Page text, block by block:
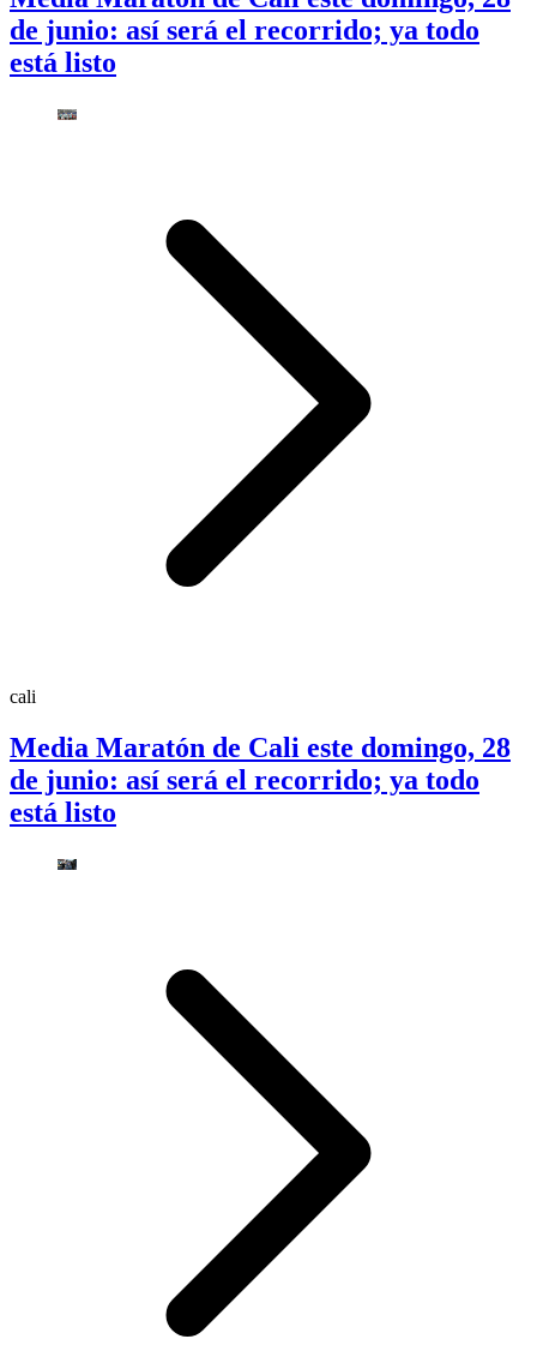
de junio: así será el recorrido; ya todo
está listo
cali
Media Maratón de Cali este domingo, 28
de junio: así será el recorrido; ya todo
está listo